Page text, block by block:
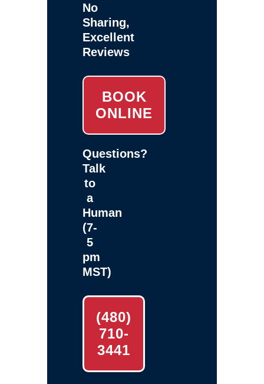
No
Sharing,
Excellent
Reviews
BOOK
ONLINE
Questions?
Talk
to
a
Human
(7-
5
pm
MST)
(480)
710-
3441